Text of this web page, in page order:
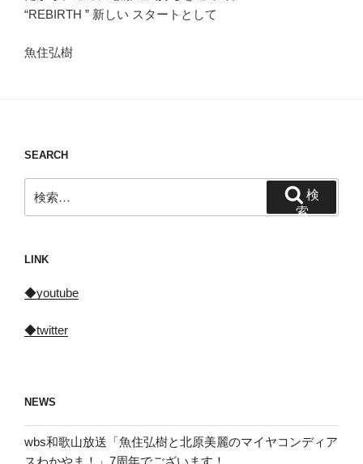
“REBIRTH ” 新しい スタートとして
魚住弘樹
SEARCH
索:
索
LINK
◆youtube
◆twitter
NEWS
wbs和歌山放送「魚住弘樹と北原美麗のマイヤコンディア
スわかやま！」7周年でございます！